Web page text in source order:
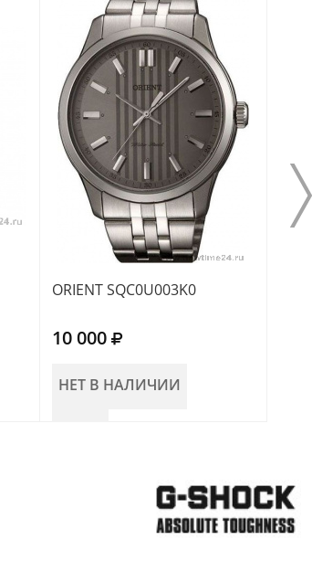
ORIENT SQC0U003K0
10 000
НЕТ В НАЛИЧИИ